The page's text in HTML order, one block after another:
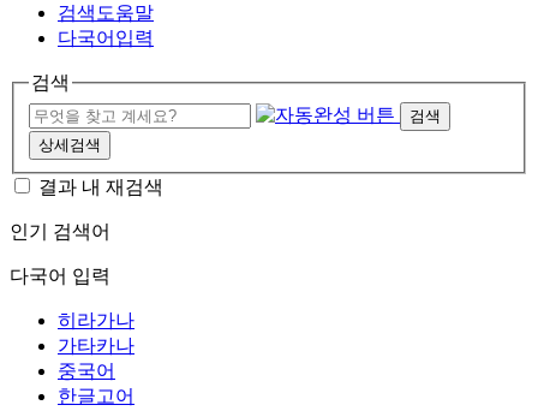
검색도움말
다국어입력
검색
검색
상세검색
결과 내 재검색
인기 검색어
다국어 입력
히라가나
가타카나
중국어
한글고어